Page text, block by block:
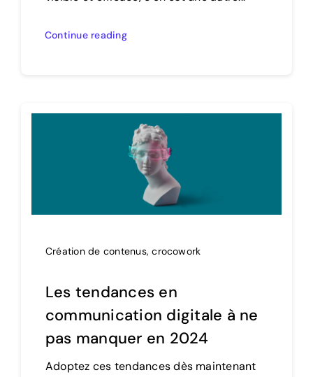
Continue reading
Création de contenus,crocowork
Les tendances en
communication digitale à ne
pas manquer en 2024
Adoptez ces tendances dès maintenant